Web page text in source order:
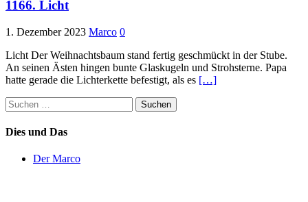
1166. Licht
1. Dezember 2023 Marco 0
Licht Der Weihnachtsbaum stand fertig geschmückt in der Stube.
An seinen Ästen hingen bunte Glaskugeln und Strohsterne. Papa
hatte gerade die Lichterkette befestigt, als es […]
Suchen
nach:
Dies und Das
Der Marco